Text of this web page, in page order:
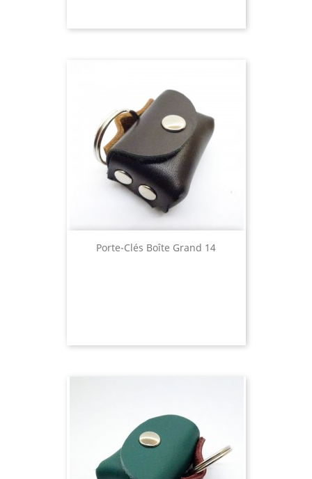
Porte-Clés Boîte Grand 14